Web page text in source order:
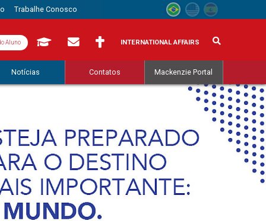
Trabalhe Conosco
Aluno INTERNATIONAL AFFAIRS
Notícias Contatos Mackenzie Portal